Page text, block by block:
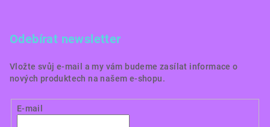
Odebírat newsletter
Vložte svůj e-mail a my vám budeme zasílat informace o
nových produktech na našem e-shopu.
E-mail